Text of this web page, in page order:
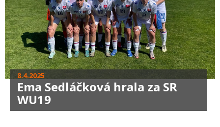
8.4.2025
Ema Sedláčková hrala za SR
WU19